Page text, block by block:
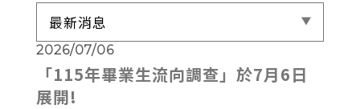
最新消息
2026/07/06
「115年畢業生流向調查」於7月6日
展開!